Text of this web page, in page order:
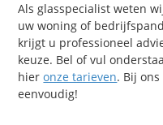
Als glasspecialist weten
uw woning of
krijgt u professioneel
keuze. Bel of vul
hieronze tarieven. Bij
eenvoudig!